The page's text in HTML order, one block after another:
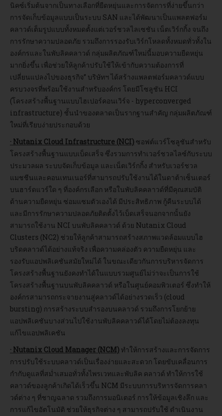
นิคซ์เริ่มต้นจากเป็นทางเลือกที่ยืดหยุ่นและการจัดการที่ง่ายขึ้นกว่า
การจัดเก็บข้อมูลแบบเป็นระบบ SAN และได้พัฒนาเป็นแพลตฟอร์ม
คลาวด์เต็มรูปแบบทั้งหมดตั้งแต่เวอร์ชวลไลเซชัน เน็ตเวิร์กกิ้ง จนถึง
การรักษาความปลอดภัย รวมถึงการรองรับเวิร์กโหลดทั้งหมดทั่วทั้งใน
องค์กรและในพับลิคคลาวด์ กลุ่มผลิตภัณฑ์ใหม่นี้มอบความยืดหยุ่น
มากยิ่งขึ้น เพื่อช่วยให้ลูกค้าปรับใช้ให้เข้ากับความต้องการที่
เปลี่ยนแปลงไปของธุรกิจ” บริษัทฯ ได้สร้างแพลตฟอร์มคลาวด์แบบ
ครบวงจรที่พร้อมใช้งานสำหรับองค์กร โดยมีโซลูชัน HCI
(โครงสร้างพื้นฐานแบบไฮเปอร์คอนเวิร์จ - hyperconverged
infrastructure) ชั้นนำของตลาดเป็นรากฐานสำคัญ กลุ่มผลิตภัณฑ์
ใหม่ที่เรียบง่ายประกอบด้วย
· Nutanix Cloud Infrastructure (NCI) ซอฟต์แวร์โซลูชันสำหรับ
โครงสร้างพื้นฐานแบบเบ็ดเสร็จ ซึ่งรวมการทำเวอร์ชวลไลซ์กับระบบ
ประมวลผล ระบบจัดเก็บข้อมูล และเน็ตเวิร์กกิ้ง สำหรับเวอร์ชวล
แมชชีนและคอนเทนเนอร์ที่สามารถปรับใช้งานได้ในดาต้าเซ็นเตอร์
บนฮาร์ดแวร์ใด ๆ ที่องค์กรเลือก หรือในพับลิคคลาวด์ที่มีคุณสมบัติ
ด้านความยืดหยุ่น ซ่อมแซมตัวเองได้ มีประสิทธิภาพ กู้คืนระบบได้
และมีการรักษาความปลอดภัยติดตั้งไว้เบ็ดเสร็จนอกจากนั้นยัง
สามารถใช้งาน NCI บนพับลิคคลาวด์ ด้วย Nutanix Cloud
Clusters (NC2) ช่วยให้ลูกค้าสามารถสร้างสภาพแวดล้อมแบบไฮ
บริดคลาวด์ได้อย่างแท้จริง เพื่อความคล่องตัว ความยืดหยุ่น และ
รองรับแอปพลิเคชันสมัยใหม่ได้ ในขณะเดียวกันการบริหารจัดการ
โครงสร้างพื้นฐานยังคงทำได้ในแบบรวมศูนย์ไม่ว่าจะเป็นการใช้
โครงสร้างพื้นฐานบนพับลิคคลาวด์ หรือในศูนย์คอมพิวเตอร์ ซึ่งทำให้
องค์กรสามารถกระจายงานสู่คลาวด์ได้อย่างรวดเร็ว (cloud
bursting) การสร้างระบบสำรองบนคลาวด์ รวมถึงการโยกย้าย
แอปพลิเคชันบางส่วนไปใช้งานพับลิคคลาวด์ได้โดยไม่ต้องลงทุน
แก้ไขแอปพลิเคชัน
· Nutanix Cloud Manager (NCM) ทำให้การสร้างและการจัดการ
การปรับใช้ระบบคลาวด์เป็นเรื่องง่ายและสะดวก โดยขับเคลื่อนการ
กำกับดูแลที่สม่ำเสมอทั่วทั้งไพรเวทและพับลิค คลาวด์ ทำให้การใช้
คลาวด์ของลูกค้าเกิดได้เร็วขึ้น NCM มีระบบการบริหารจัดการคลา
วด์ต่าง ๆ ที่ชาญฉลาด รวมถึงการมอนิเตอร์ การให้ข้อมูลเชิงลึก และ
การแก้ไขอัตโนมัติ ช่วยให้ธุรกิจต่าง ๆ สามารถปรับใช้ ดำเนินงาน